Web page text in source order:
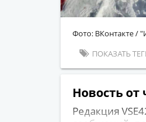
Фото: ВКонтакте /
ПОКАЗАТЬ
Новость от
Редакция